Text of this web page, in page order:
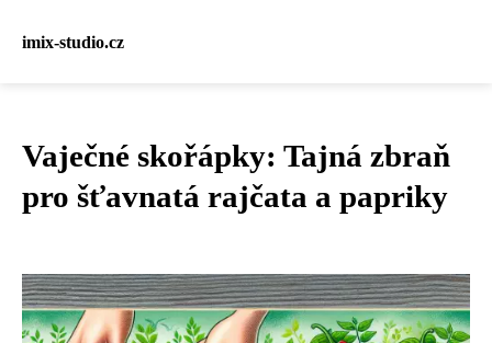
imix-studio.cz
Vaječné skořápky: Tajná zbraň
pro šťavnatá rajčata a papriky